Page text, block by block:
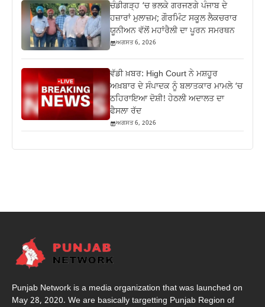
ਚੰਡੀਗੜ੍ਹ ‘ਚ ਭਲਕੇ ਗਰਜਣਗੇ ਪੰਜਾਬ ਦੇ
ਹਜ਼ਾਰਾਂ ਮੁਲਾਜ਼ਮ; ਗੌਰਮਿੰਟ ਸਕੂਲ ਲੈਕਚਰਾਰ
ਯੂਨੀਅਨ ਵੱਲੋਂ ਮਹਾਂਰੈਲੀ ਦਾ ਪੂਰਨ ਸਮਰਥਨ
ਅਗਸਤ 6, 2026
ਵੱਡੀ ਖ਼ਬਰ: High Court ਨੇ ਮਸ਼ਹੂਰ
ਅਖ਼ਬਾਰ ਦੇ ਸੰਪਾਦਕ ਨੂੰ ਬਲਾਤਕਾਰ ਮਾਮਲੇ ‘ਚ
ਠਹਿਰਾਇਆ ਦੋਸ਼ੀ! ਹੇਠਲੀ ਅਦਾਲਤ ਦਾ
ਫੈਸਲਾ ਰੱਦ
ਅਗਸਤ 6, 2026
Punjab Network is a media organization that was launched on
May 28, 2020. We are basically targetting Punjab Region of